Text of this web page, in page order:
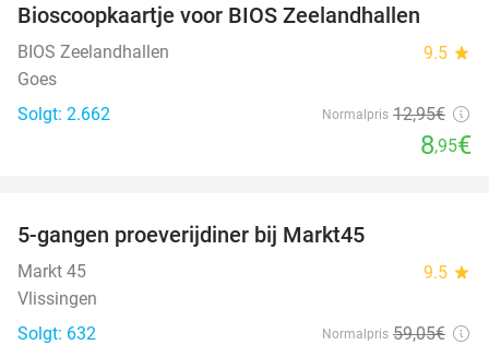
Bioscoopkaartje voor BIOS Zeelandhallen
BIOS Zeelandhallen 9.5 star
Goes
Solgt: 2.662
Normalpris 12,95€
8,95€
5-gangen proeverijdiner bij Markt45
Markt 45 9.5 star
Vlissingen
Solgt: 632
Normalpris 59,05€